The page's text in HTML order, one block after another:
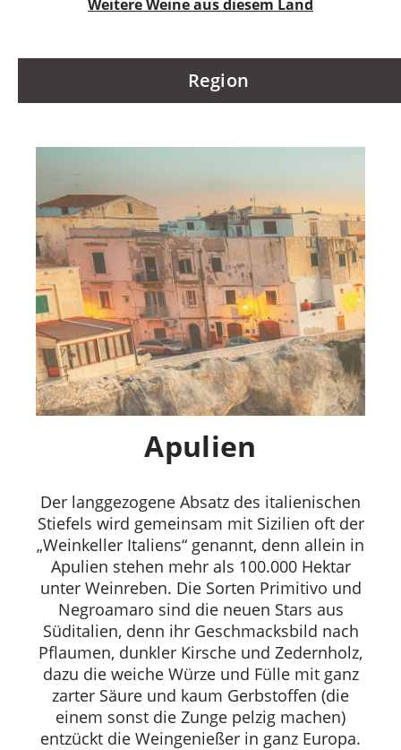
Weitere Weine aus diesem Land
Region
Apulien
Der langgezogene Absatz des italienischen
Stiefels wird gemeinsam mit Sizilien oft der
„Weinkeller Italiens“ genannt, denn allein in
Apulien stehen mehr als 100.000 Hektar
unter Weinreben. Die Sorten Primitivo und
Negroamaro sind die neuen Stars aus
Süditalien, denn ihr Geschmacksbild nach
Pflaumen, dunkler Kirsche und Zedernholz,
dazu die weiche Würze und Fülle mit ganz
zarter Säure und kaum Gerbstoffen (die
einem sonst die Zunge pelzig machen)
entzückt die Weingenießer in ganz Europa.